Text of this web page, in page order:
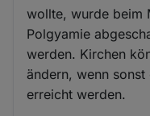
wollte, wurde beim
Polgyamie
werden. Kirchen
ändern, wenn
erreicht werden.